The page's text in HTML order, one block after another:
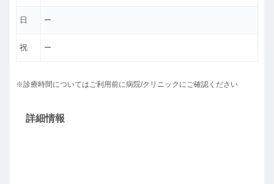
日 ー
祝 ー
※診療時間についてはご利用前に病院/クリニックにご確認ください
詳細情報